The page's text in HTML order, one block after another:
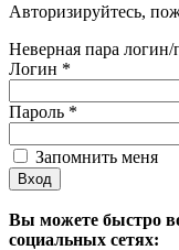
Авторизируйтесь,
Неверная пара логин/
Логин *
Пароль *
Запомнить меня
Вы можете быстро
социальных сетях: